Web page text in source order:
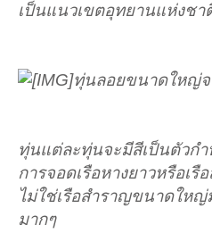
เป็นแนวเขตอุทยานแห่งชา
ทุ่นลอยขนาดใหญ่จ
ทุ่นแต่ละทุ่นจะมีสีเป็นตัวก
การจอดเรือหางยาวหรือเ
ไม่ใช่เรือสำราญขนาดให
มากๆ